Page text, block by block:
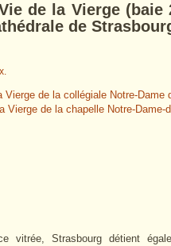
de la Vierge (baie
de
Vierge de la collégiale Notre-Dame
Vierge de la chapelle Notre-Dame-
vitrée, Strasbourg détient